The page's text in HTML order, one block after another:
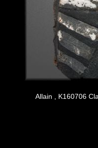
Allain , K160706